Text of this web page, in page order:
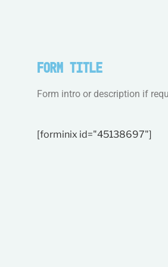
FOrm Title
Form intro or description if
[forminix id="45138697"]